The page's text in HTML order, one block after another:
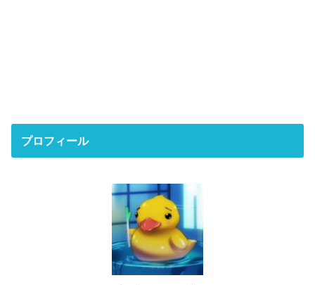
プロフィール